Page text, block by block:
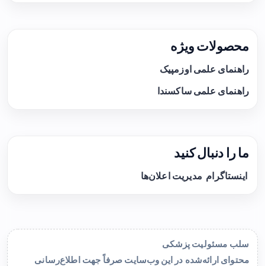
محصولات ویژه
راهنمای علمی اوزمپیک
راهنمای علمی ساکسندا
ما را دنبال کنید
اینستاگرام مدیریت اعلان‌ها
سلب مسئولیت پزشکی
محتوای ارائه‌شده در این وب‌سایت صرفاً جهت اطلاع‌رسانی